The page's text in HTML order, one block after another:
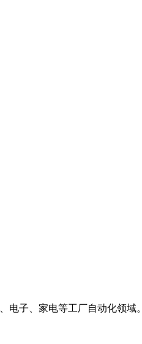
电子、家电等工厂自动化领域。